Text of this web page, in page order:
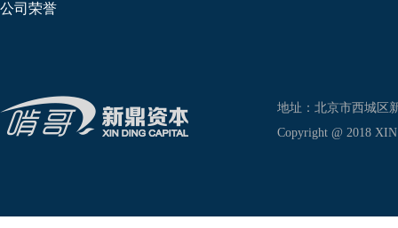
公司荣誉
地址：北京市西城区
Copyright @ 2018